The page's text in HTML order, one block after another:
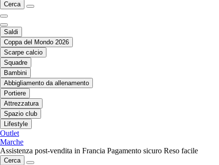
Cerca
Saldi
Coppa del Mondo 2026
Scarpe calcio
Squadre
Bambini
Abbigliamento da allenamento
Portiere
Attrezzatura
Spazio club
Lifestyle
Outlet
Marche
Assistenza post-vendita in Francia Pagamento sicuro Reso facile
Cerca